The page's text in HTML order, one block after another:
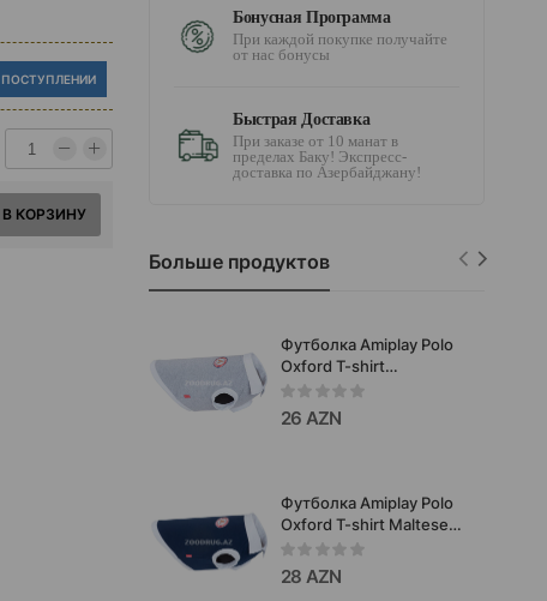
КОРЗИНУ
Бонусная Программа
При каждой покупке получайте
от нас бонусы
Быстрая Доставка
При заказе от 10 манат в
пределах Баку! Экспресс-
доставка по Азербайджану!
Больше продуктов
Футболка Amiplay Polo
Oxford T-shirt
Chiahuahua Цвет:
Серый. Размеры: Size
25 см. g 25 см. b 29 см. d
26 AZN
Футболка Amiplay Polo
Oxford T-shirt Maltese
Цвет: Синий. Размеры:
Size 35 см. g 35 см. b 36
см. d 52 см. Код товара:
28 AZN